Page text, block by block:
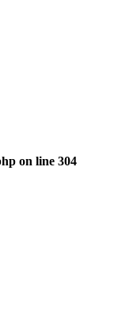
on line 304